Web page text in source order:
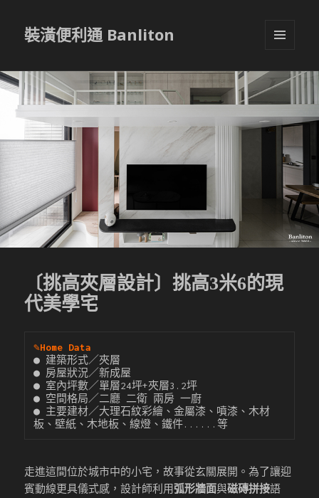
裝潢便利通 Banliton
小工具
〔挑高夾層設計〕挑高3米6的現
代美學宅
✎Home Data
● 建築形式／夾層
● 房屋狀況／新成屋
● 室內坪數／單層24坪+夾層3.2坪
● 空間格局／二廳 二衛 兩房 一廚
● 主要建材／大理石紋彩繪、金屬漆、噴漆、木材
板、壁紙、木地板、線燈、鐵件......等
走進這間位於城市中的小宅，故事從玄關展開。為了讓迎
賓動線更具儀式感，設計師利用弧形牆面與磁磚拼接語